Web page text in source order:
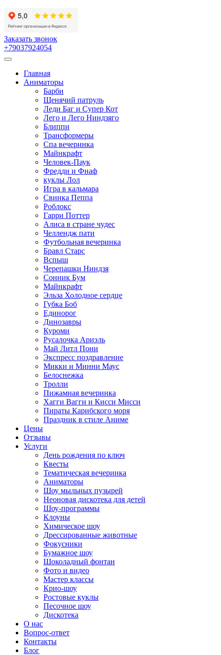
Заказать звонок
+79037924054
Главная
Аниматоры
Барби
Щенячий патруль
Леди Баг и Супер Кот
Лего и Лего Ниндзяго
Блиппи
Трансформеры
Спа вечеринка
Майнкрафт
Человек-Паук
Фредди и Фнаф
куклы Лол
Игра в кальмара
Свинка Пеппа
Роблокс
Гарри Поттер
Алиса в стране чудес
Челлендж пати
Футбольная вечеринка
Бравл Старс
Вспыш
Черепашки Ниндзя
Сонник Бум
Майнкрафт
Эльза Холодное сердце
Губка Боб
Единорог
Динозавры
Куроми
Русалочка Ариэль
Май Литл Пони
Экспресс поздравление
Микки и Минни Маус
Белоснежка
Тролли
Пижамная вечеринка
Хагги Вагги и Кисси Мисси
Пираты Карибского моря
Праздник в стиле Аниме
Цены
Отзывы
Услуги
День рождения по ключ
Квесты
Тематическая вечеринка
Аниматоры
Шоу мыльных пузырей
Неоновая дискотека для детей
Шоу-программы
Клоуны
Химическое шоу
Дрессированные животные
Фокусники
Бумажное шоу
Шоколадный фонтан
Фото и видео
Мастер классы
Крио-шоу
Ростовые куклы
Песочное шоу
Дискотека
О нас
Вопрос-ответ
Контакты
Блог